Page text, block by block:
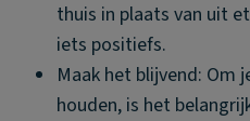
thuis in plaats van uit
iets positiefs.
Maak het blijvend: Om
houden, is het